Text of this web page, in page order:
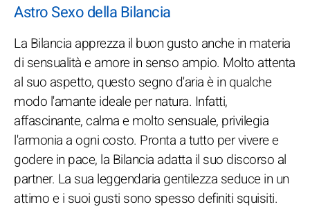
Astro Sexo della Bilancia
La Bilancia apprezza il buon gusto anche in materia
di sensualità e amore in senso ampio. Molto attenta
al suo aspetto, questo segno d'aria è in qualche
modo l'amante ideale per natura. Infatti,
affascinante, calma e molto sensuale, privilegia
l'armonia a ogni costo. Pronta a tutto per vivere e
godere in pace, la Bilancia adatta il suo discorso al
partner. La sua leggendaria gentilezza seduce in un
attimo e i suoi gusti sono spesso definiti squisiti.